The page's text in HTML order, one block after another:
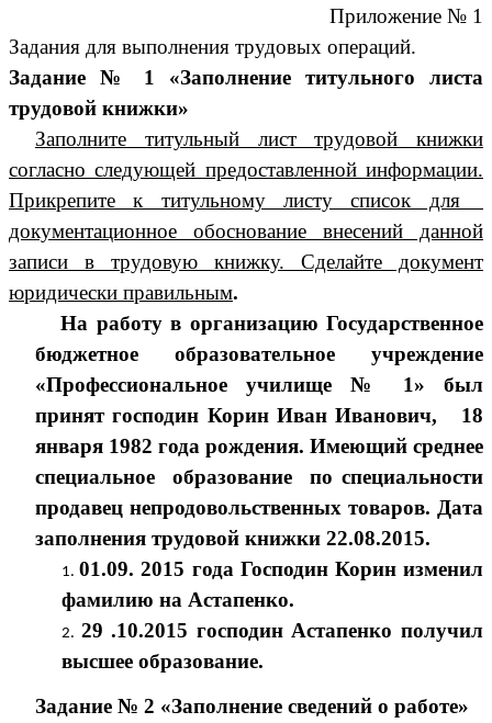
Приложение № 1
Задания для выполнения трудовых операций.
Задание № 1 «Заполнение титульного листа
трудовой книжки»
Заполните титульный лист трудовой книжки
согласно следующей предоставленной информации.
Прикрепите к титульному листу список для
документационное обоснование внесений данной
записи в трудовую книжку. Сделайте документ
юридически правильным.
На работу в организацию Государственное
бюджетное образовательное учреждение
«Профессиональное училище № 1» был
принят господин Корин Иван Иванович, 18
января 1982 года рождения. Имеющий среднее
специальное образование по специальности
продавец непродовольственных товаров. Дата
заполнения трудовой книжки 22.08.2015.
01.09. 2015 года Господин Корин изменил
фамилию на Астапенко.
29 .10.2015 господин Астапенко получил
высшее образование.
Задание № 2 «Заполнение сведений о работе»